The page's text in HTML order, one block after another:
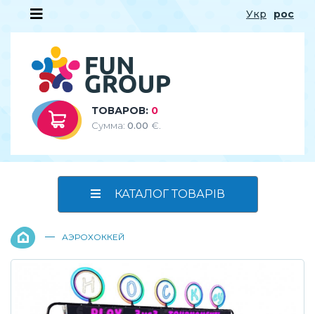
Укр рос
ТОВАРОВ: 0
Сумма: 0.00 €.
КАТАЛОГ ТОВАРІВ
— АЭРОХОККЕЙ